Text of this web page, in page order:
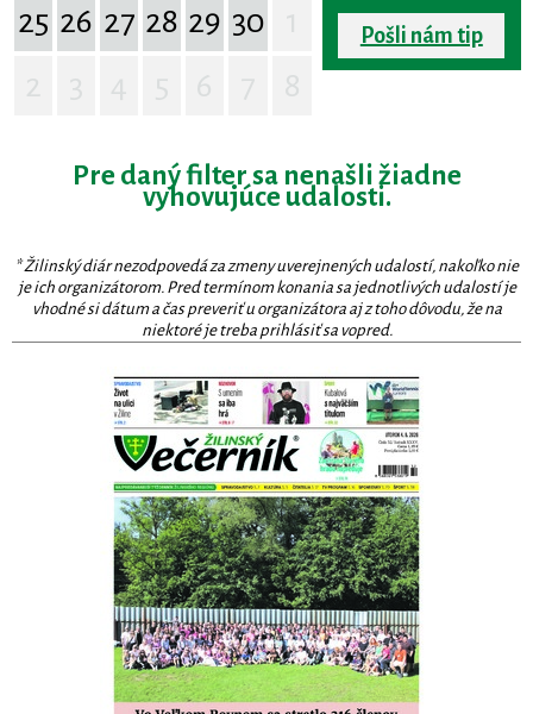
25 26 27 28 29 30 Pošli nám tip
Pre daný filter sa nenašli žiadne
vyhovujúce udalosti.
* Žilinský diár nezodpovedá za zmeny uverejnených udalostí, nakoľko nie
je ich organizátorom. Pred termínom konania sa jednotlivých udalostí je
vhodné si dátum a čas preveriť u organizátora aj z toho dôvodu, že na
niektoré je treba prihlásiť sa vopred.